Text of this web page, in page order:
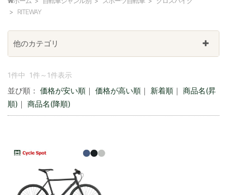
RITEWAY
1件中 1件～1件表示
並び順： 価格が安い順 ｜ 価格が高い順 ｜ 新着順 ｜ 商品名(昇
順) ｜ 商品名(降順)
他のカテゴリ